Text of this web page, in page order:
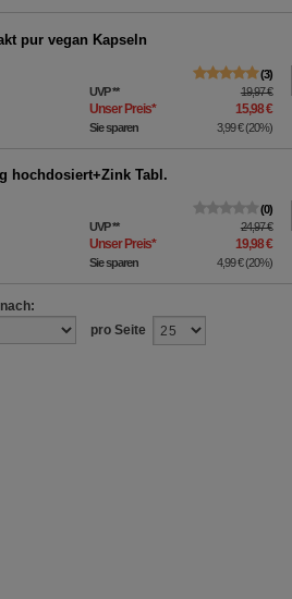
pur vegan Kapseln
3
UVP** 19,97 €
Unser Preis* 15,98 €
Sie sparen 3,99 €(20%)
hochdosiert+Zink Tabl.
0
UVP** 24,97 €
Unser Preis* 19,98 €
Sie sparen 4,99 €(20%)
pro Seite